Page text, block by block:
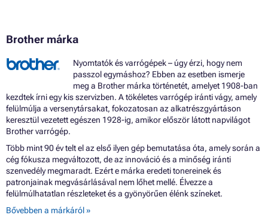
Brother márka
Nyomtatók és varrógépek – úgy érzi, hogy nem
passzol egymáshoz? Ebben az esetben ismerje
meg a Brother márka történetét, amelyet 1908-ban
kezdtek írni egy kis szervizben. A tökéletes varrógép iránti vágy, amely
felülmúlja a versenytársakat, fokozatosan az alkatrészgyártáson
keresztül vezetett egészen 1928-ig, amikor először látott napvilágot
Brother varrógép.
Több mint 90 év telt el az első ilyen gép bemutatása óta, amely során a
cég fókusza megváltozott, de az innováció és a minőség iránti
szenvedély megmaradt. Ezért e márka eredeti tonereinek és
patronjainak megvásárlásával nem lőhet mellé. Élvezze a
felülmúlhatatlan részleteket és a gyönyörűen élénk színeket.
Bővebben a márkáról »